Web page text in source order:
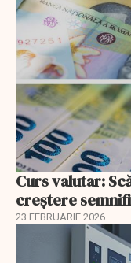
Curs valutar:
creștere
23 FEBRUARIE 2026